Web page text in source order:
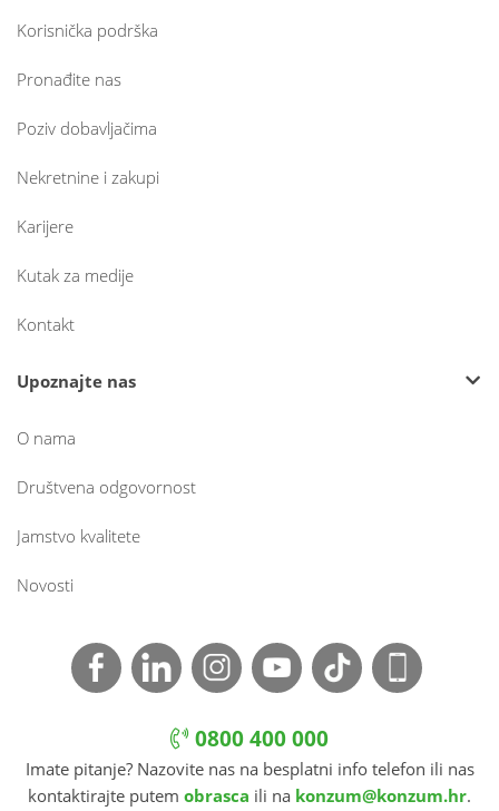
Korisnička podrška
Pronađite nas
Poziv dobavljačima
Nekretnine i zakupi
Karijere
Kutak za medije
Kontakt
Upoznajte nas
O nama
Društvena odgovornost
Jamstvo kvalitete
Novosti
0800 400 000
Imate pitanje? Nazovite nas na besplatni info telefon ili nas
kontaktirajte putem obrasca ili na konzum@konzum.hr.